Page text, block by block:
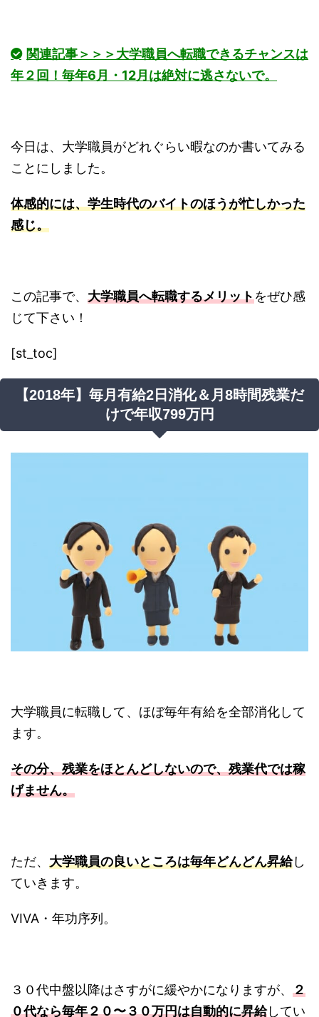
関連記事＞＞＞大学職員へ転職できるチャンスは
年２回！毎年6月・12月は絶対に逃さないで。
今日は、大学職員がどれぐらい暇なのか書いてみる
ことにしました。
体感的には、学生時代のバイトのほうが忙しかった
感じ。
この記事で、 大学職員へ転職するメリットをぜひ感
じて下さい！
[st_toc]
【2018年】毎月有給2日消化＆月8時間残業だ
けで年収799万円
大学職員に転職して、ほぼ毎年有給を全部消化して
ます。
その分、残業をほとんどしないので、残業代では稼
げません。
ただ、 大学職員の良いところは毎年どんどん昇給し
ていきます。
VIVA・年功序列。
３０代中盤以降はさすがに緩やかになりますが、 ２
０代なら毎年２０〜３０万円は自動的に昇給してい